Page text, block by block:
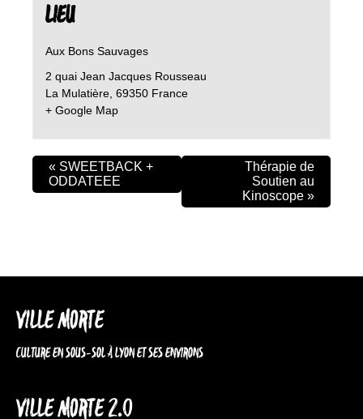
LIEU
Aux Bons Sauvages
2 quai Jean Jacques Rousseau
La Mulatière, 69350 France
+ Google Map
« SWEETBACK +
ODDATEEE
Thérapie de
Soutien au
Kinoscope »
VILLE MORTE
CULTURE EN SOUS-SOL À LYON ET SES ENVIRONS
VILLE MORTE 2.0